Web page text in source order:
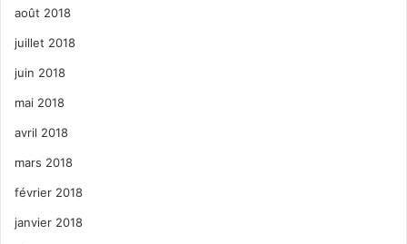
août 2018
juillet 2018
juin 2018
mai 2018
avril 2018
mars 2018
février 2018
janvier 2018